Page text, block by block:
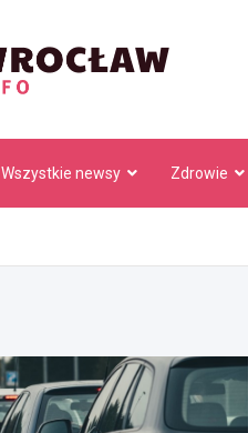
Wszystkie newsy Zdrowie